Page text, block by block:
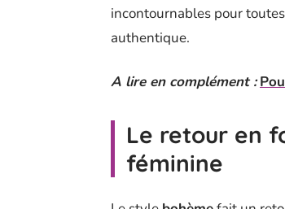
incontournables pour
authentique.
A lire en complément :
Le retour en
féminine